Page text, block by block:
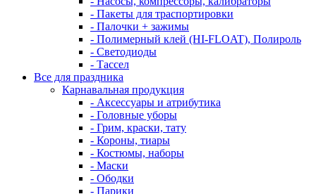
- Пакеты для траспортировки
- Палочки + зажимы
- Полимерный клей (HI-FLOAT), Полироль
- Светодиоды
- Тассел
Все для праздника
Карнавальная продукция
- Аксессуары и атрибутика
- Головные уборы
- Грим, краски, тату
- Короны, тиары
- Костюмы, наборы
- Маски
- Ободки
- Парики